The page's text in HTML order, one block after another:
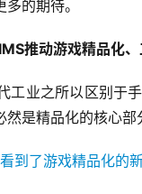
的期待。
推动游戏精品化
工业之所以区别于
是精品化的核心